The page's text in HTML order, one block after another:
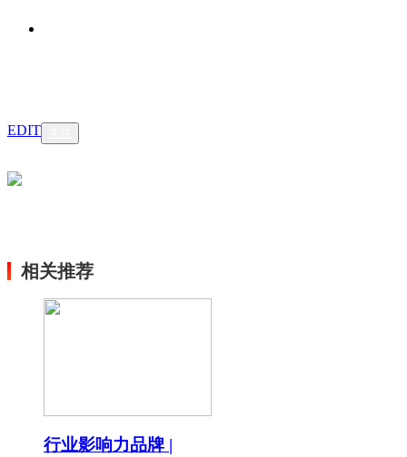
EDIT
相关推荐
行业影响力品牌 |